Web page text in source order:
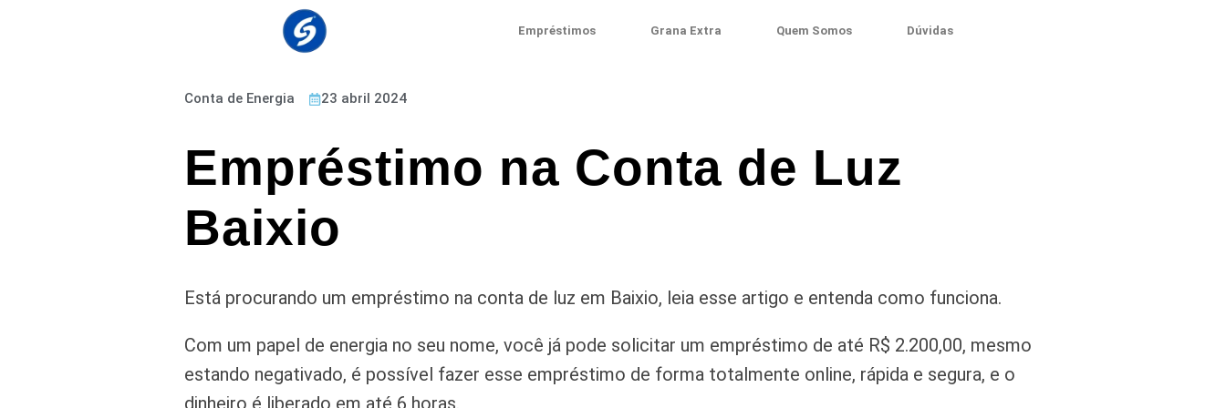
Empréstimos Grana Extra Quem Somos Dúvidas
Conta de Energia 23 abril 2024
Empréstimo na Conta de Luz
Baixio
Está procurando um empréstimo na conta de luz em Baixio, leia esse artigo e entenda como funciona.
Com um papel de energia no seu nome, você já pode solicitar um empréstimo de até R$ 2.200,00, mesmo
estando negativado, é possível fazer esse empréstimo de forma totalmente online, rápida e segura, e o
dinheiro é liberado em até 6 horas.